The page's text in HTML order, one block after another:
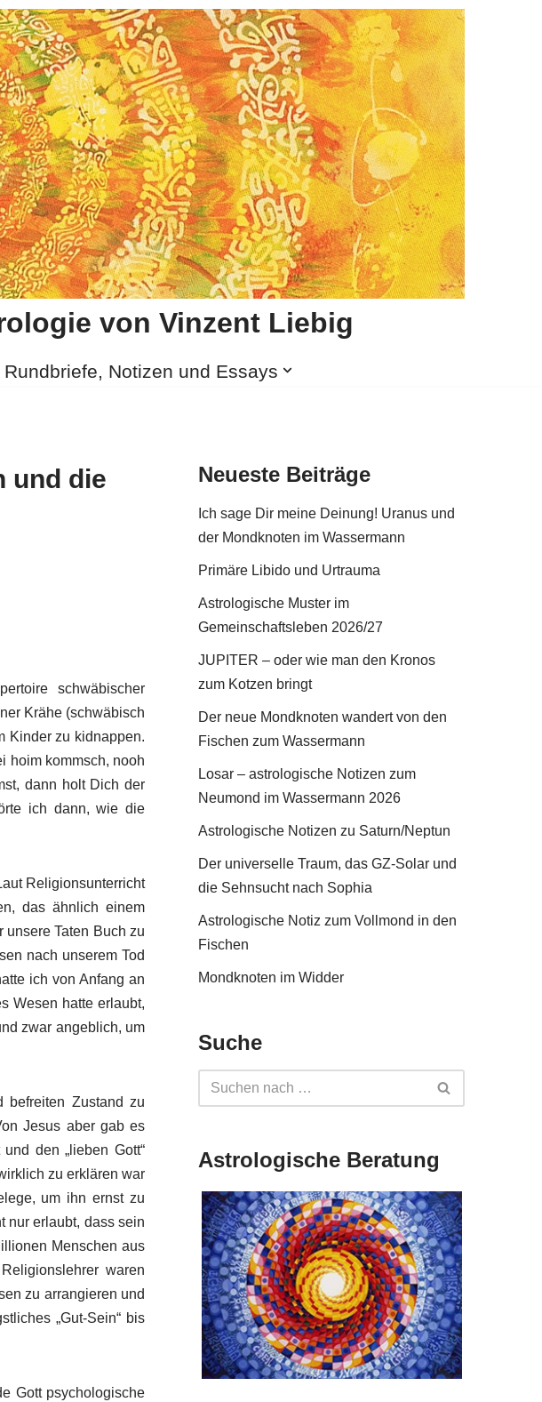
von Vinzent Liebig
Rundbriefe, Notizen und Essays
und die
schwäbischer
Krähe (schwäbisch
Kinder zu kidnappen.
hoim kommsch, nooh
dann holt Dich der
ich dann, wie die
Religionsunterricht
das ähnlich einem
Taten Buch zu
nach unserem Tod
ich von Anfang an
Wesen hatte erlaubt,
zwar angeblich, um
befreiten Zustand zu
Jesus aber gab es
den „lieben Gott“
zu erklären war
um ihn ernst zu
nur erlaubt, dass sein
Menschen aus
waren
zu arrangieren und
„Gut-Sein“ bis
Gott psychologische
Neueste Beiträge
Ich sage Dir meine Deinung! Uranus und
der Mondknoten im Wassermann
Primäre Libido und Urtrauma
Astrologische Muster im
Gemeinschaftsleben 2026/27
JUPITER – oder wie man den Kronos
zum Kotzen bringt
Der neue Mondknoten wandert von den
Fischen zum Wassermann
Losar – astrologische Notizen zum
Neumond im Wassermann 2026
Astrologische Notizen zu Saturn/Neptun
Der universelle Traum, das GZ-Solar und
die Sehnsucht nach Sophia
Astrologische Notiz zum Vollmond in den
Fischen
Mondknoten im Widder
Suche
Astrologische Beratung